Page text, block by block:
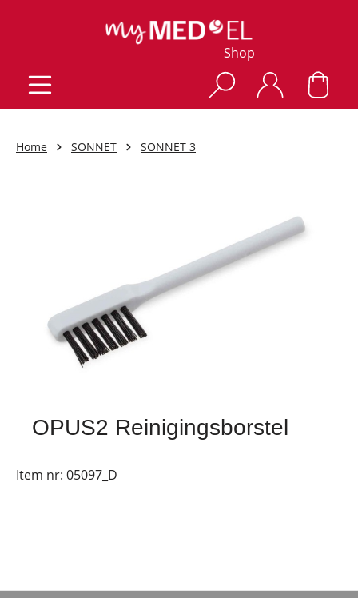
Shop
Home SONNET SONNET 3
OPUS2 Reinigingsborstel
Item nr: 05097_D